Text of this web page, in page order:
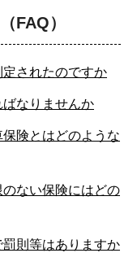
FAQ）
されたのですか
なりませんか
険とはどのような
ない保険にはどの
則等はありますか